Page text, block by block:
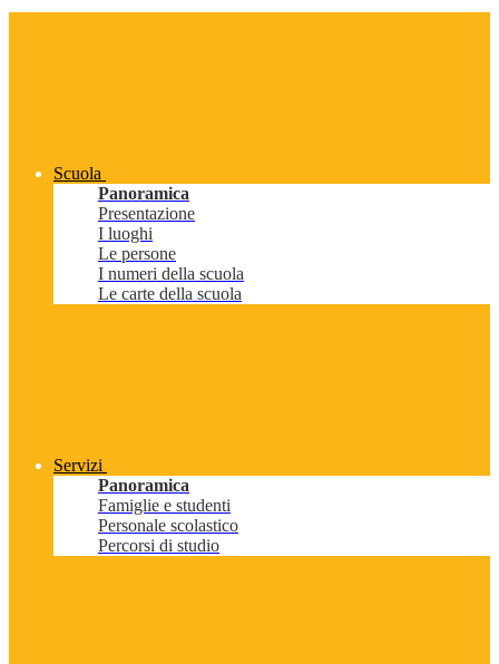
Scuola
Panoramica
Presentazione
I luoghi
Le persone
I numeri della scuola
Le carte della scuola
Servizi
Panoramica
Famiglie e studenti
Personale scolastico
Percorsi di studio